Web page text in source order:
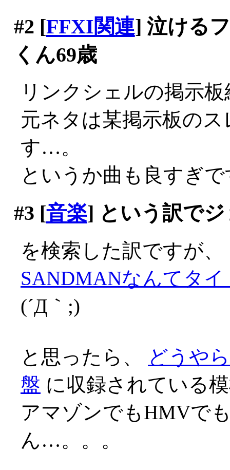
#2 [FFXI関連] 泣ける
くん69歳
リンクシェルの掲示
元ネタは某掲示板の
す…。
というか曲も良すぎ
#3 [音楽] という訳で
を検索した訳ですが、
SANDMANなんてタ
(´Д｀;)
と思ったら、
どうや
盤 に収録されている
アマゾンでもHMVで
ん…。。。